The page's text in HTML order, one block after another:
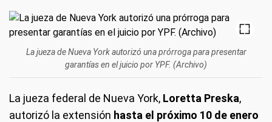
La jueza de Nueva York autorizó una prórroga para presentar
garantías en el juicio por YPF. (Archivo)
La jueza federal de Nueva York, Loretta Preska,
autorizó la extensión hasta el próximo 10 de enero